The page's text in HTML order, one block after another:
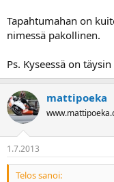
Tapahtumahan on
nimessä pakollinen.
Ps. Kyseessä on
mattipoeka
1.7.2013
Telos sanoi: